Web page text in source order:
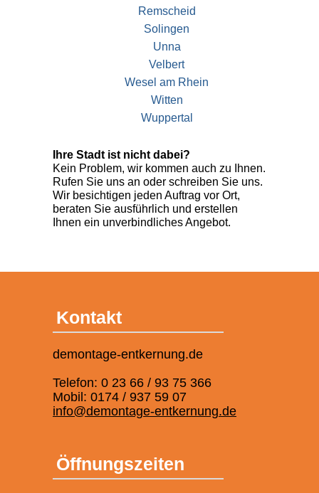
Remscheid
Solingen
Unna
Velbert
Wesel am Rhein
Witten
Wuppertal
Ihre Stadt ist nicht dabei?
Kein Problem, wir kommen auch zu Ihnen.
Rufen Sie uns an oder schreiben Sie uns.
Wir besichtigen jeden Auftrag vor Ort,
beraten Sie ausführlich und erstellen
Ihnen ein unverbindliches Angebot.
Kontakt
demontage-entkernung.de
Telefon: 0 23 66 / 93 75 366
Mobil: 0174 / 937 59 07
info@demontage-entkernung.de
Öffnungszeiten